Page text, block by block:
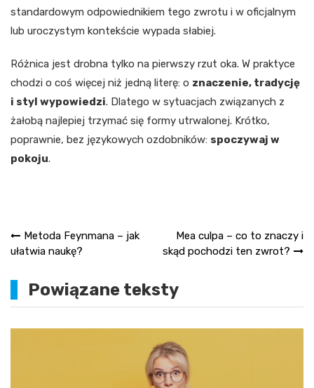
standardowym odpowiednikiem tego zwrotu i w oficjalnym
lub uroczystym kontekście wypada słabiej.
Różnica jest drobna tylko na pierwszy rzut oka. W praktyce
chodzi o coś więcej niż jedną literę: o znaczenie, tradycję
i styl wypowiedzi. Dlatego w sytuacjach związanych z
żałobą najlepiej trzymać się formy utrwalonej. Krótko,
poprawnie, bez językowych ozdobników: spoczywaj w
pokoju.
Nawigacja
Metoda Feynmana – jak
ułatwia naukę?
Mea culpa – co to znaczy i
skąd pochodzi ten zwrot?
Powiązane teksty